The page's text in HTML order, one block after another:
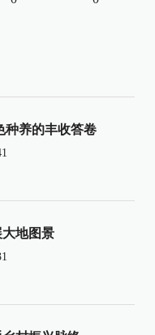
种养的丰收答卷
地图景